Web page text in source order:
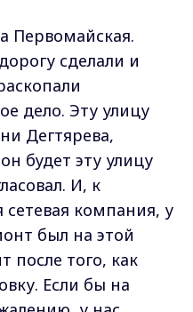
Первомайская.
сделали и
дело. Эту улицу
Дегтярева,
будет эту улицу
И, к
сетевая компания, у
был на этой
после того, как
Если бы на